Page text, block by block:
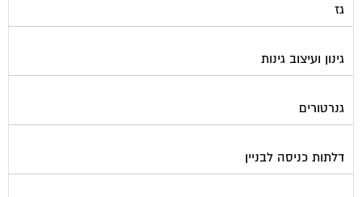
גז
גינון ועיצוב גינות
גנרטורים
דלתות כניסה לבניין